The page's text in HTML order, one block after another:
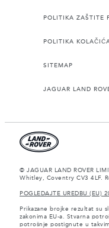
POLITIKA ZAŠTITE
POLITIKA
SITEMAP
JAGUAR LAND
© JAGUAR LAND ROVER
Whitley, Coventry CV3 4LF.
POGLEDAJTE UREDBU (EU)
Prikazane brojke rezultat su
zakonima EU-a. Stvarna
potrošnje postignute u